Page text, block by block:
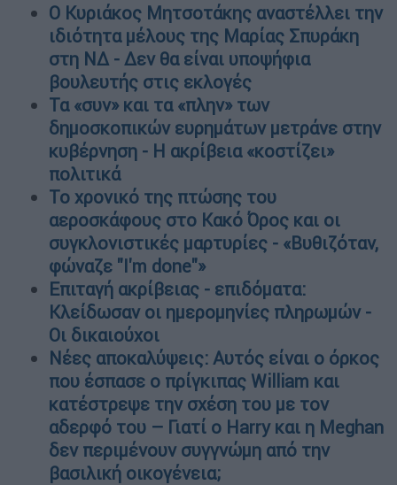
O Κυριάκος Μητσοτάκης αναστέλλει την
ιδιότητα μέλους της Mαρίας Σπυράκη
στη ΝΔ - Δεν θα είναι υποψήφια
βουλευτής στις εκλογές
Τα «συν» και τα «πλην» των
δημοσκοπικών ευρημάτων μετράνε στην
κυβέρνηση - Η ακρίβεια «κοστίζει»
πολιτικά
Το χρονικό της πτώσης του
αεροσκάφους στο Κακό Όρος και οι
συγκλονιστικές μαρτυρίες - «Βυθιζόταν,
φώναζε "I'm done"»
Επιταγή ακρίβειας - επιδόματα:
Κλείδωσαν οι ημερομηνίες πληρωμών -
Οι δικαιούχοι
Νέες αποκαλύψεις: Αυτός είναι ο όρκος
που έσπασε ο πρίγκιπας William και
κατέστρεψε την σχέση του με τον
αδερφό του – Γιατί ο Harry και η Meghan
δεν περιμένουν συγγνώμη από την
βασιλική οικογένεια;